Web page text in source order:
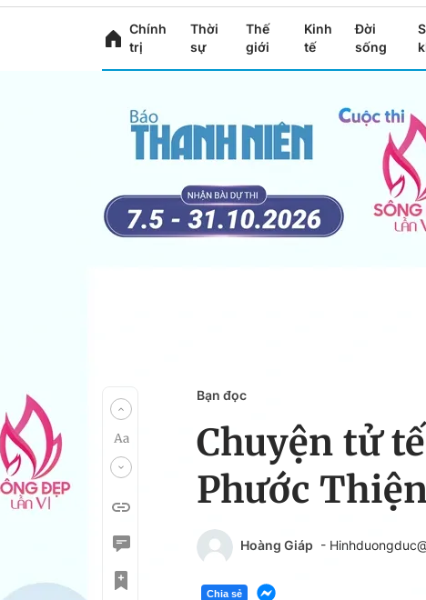
Chính
trị
Thời
sự
Thế
giới
Kinh
tế
Đời
sống
Bạn đọc
Chuyện tử
Phước
Hoàng Giáp -
Chia sẻ